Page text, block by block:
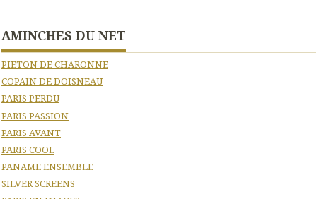
AMINCHES DU NET
PIETON DE CHARONNE
COPAIN DE DOISNEAU
PARIS PERDU
PARIS PASSION
PARIS AVANT
PARIS COOL
PANAME ENSEMBLE
SILVER SCREENS